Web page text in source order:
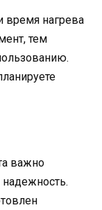
нагрева
тем
важно
надежность.